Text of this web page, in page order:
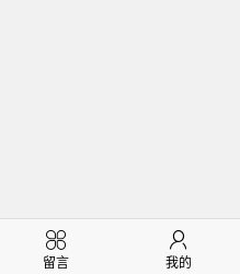
留言 我的